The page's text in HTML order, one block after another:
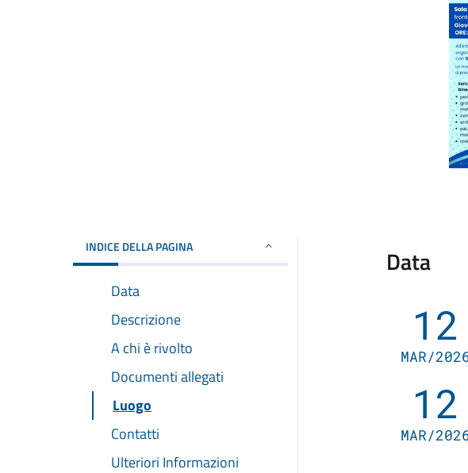
INDICE DELLA PAGINA
Data
Descrizione
A chi è rivolto
Documenti allegati
Luogo
Contatti
Ulteriori Informazioni
Data
12
MAR/
12
MAR/